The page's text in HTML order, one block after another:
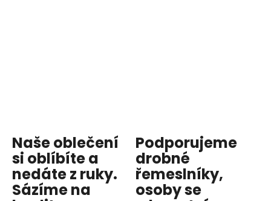
Naše oblečení
si oblíbíte a
nedáte z ruky.
Sázíme na
Podporujeme
drobné
řemeslníky,
osoby se